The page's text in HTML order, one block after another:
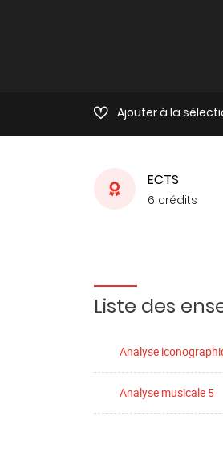
Ajouter à la
ECTS
6 crédits
Liste des
Analyse
Analyse musicale 5